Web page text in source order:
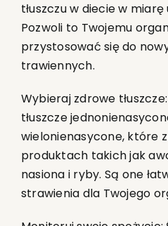
tłuszczu w diecie w miarę
Pozwoli to Twojemu
przystosować się do
trawiennych.
Wybieraj zdrowe
tłuszcze
wielonienasycone, które
produktach takich jak
nasiona i ryby. Są one
strawienia dla Twojego